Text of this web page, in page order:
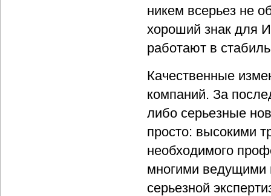
никем всерьез не
хороший знак для
работают в
Качественные
компаний. За
либо серьезные
просто: высокими
необходимого
многими ведущими
серьезной